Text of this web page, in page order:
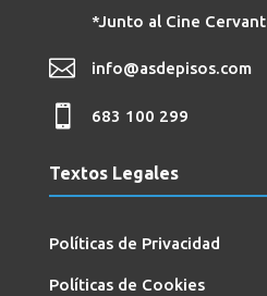
*Junto al Cine
 info@asdepisos.com
 683 100 299
Textos Legales
Políticas de Privacidad
Políticas de Cookies